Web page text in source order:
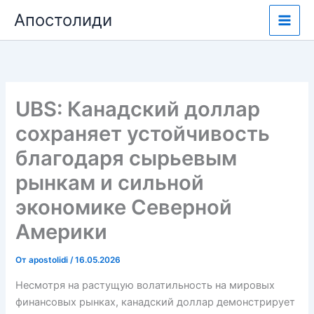
содержимому
Апостолиди
UBS: Канадский доллар
сохраняет устойчивость
благодаря сырьевым
рынкам и сильной
экономике Северной
Америки
Отapostolidi/16.05.2026
Несмотря на растущую волатильность на мировых
финансовых рынках, канадский доллар демонстрирует